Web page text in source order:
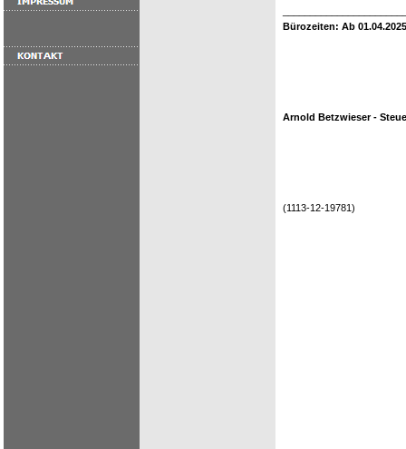
Bürozeiten: Ab
Arnold Betzwieser -
(1113-12-19781)